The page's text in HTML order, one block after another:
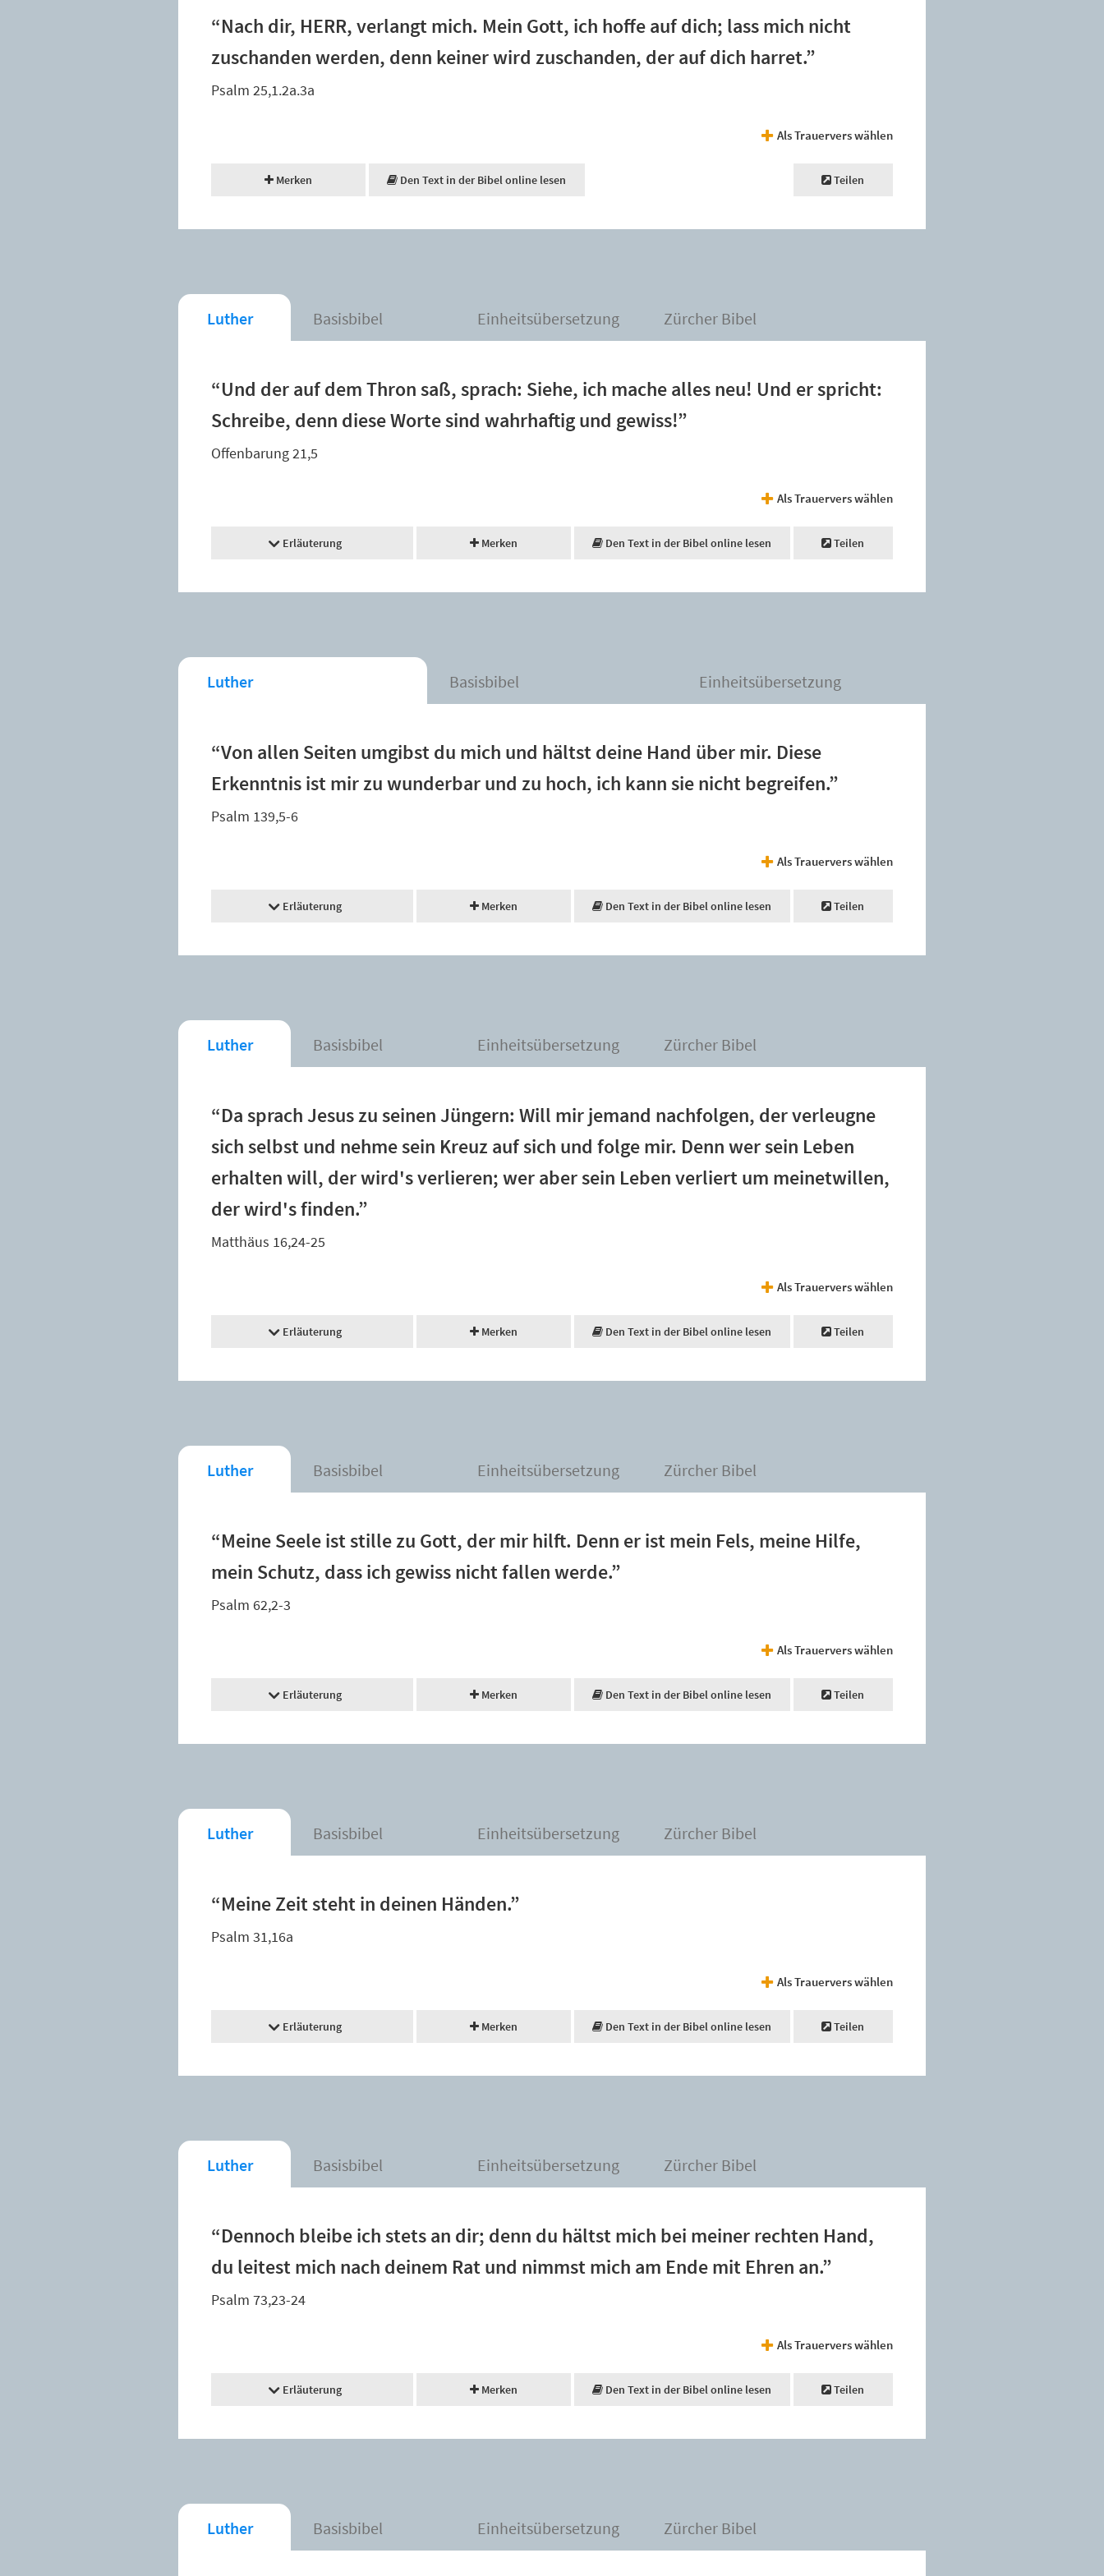
“Nach dir, HERR, verlangt mich. Mein Gott, ich hoffe auf dich; lass mich nicht
zuschanden werden, denn keiner wird zuschanden, der auf dich harret.”
Psalm 25,1.2a.3a
Als Trauervers wählen
Merken Den Text in der Bibel online lesen Teilen
Luther Basisbibel Einheitsübersetzung Zürcher Bibel
“Und der auf dem Thron saß, sprach: Siehe, ich mache alles neu! Und er spricht:
Schreibe, denn diese Worte sind wahrhaftig und gewiss!”
Offenbarung 21,5
Als Trauervers wählen
Erläuterung Merken Den Text in der Bibel online lesen Teilen
Luther Basisbibel Einheitsübersetzung
“Von allen Seiten umgibst du mich und hältst deine Hand über mir. Diese
Erkenntnis ist mir zu wunderbar und zu hoch, ich kann sie nicht begreifen.”
Psalm 139,5-6
Als Trauervers wählen
Erläuterung Merken Den Text in der Bibel online lesen Teilen
Luther Basisbibel Einheitsübersetzung Zürcher Bibel
“Da sprach Jesus zu seinen Jüngern: Will mir jemand nachfolgen, der verleugne
sich selbst und nehme sein Kreuz auf sich und folge mir. Denn wer sein Leben
erhalten will, der wird's verlieren; wer aber sein Leben verliert um meinetwillen,
der wird's finden.”
Matthäus 16,24-25
Als Trauervers wählen
Erläuterung Merken Den Text in der Bibel online lesen Teilen
Luther Basisbibel Einheitsübersetzung Zürcher Bibel
“Meine Seele ist stille zu Gott, der mir hilft. Denn er ist mein Fels, meine Hilfe,
mein Schutz, dass ich gewiss nicht fallen werde.”
Psalm 62,2-3
Als Trauervers wählen
Erläuterung Merken Den Text in der Bibel online lesen Teilen
Luther Basisbibel Einheitsübersetzung Zürcher Bibel
“Meine Zeit steht in deinen Händen.”
Psalm 31,16a
Als Trauervers wählen
Erläuterung Merken Den Text in der Bibel online lesen Teilen
Luther Basisbibel Einheitsübersetzung Zürcher Bibel
“Dennoch bleibe ich stets an dir; denn du hältst mich bei meiner rechten Hand,
du leitest mich nach deinem Rat und nimmst mich am Ende mit Ehren an.”
Psalm 73,23-24
Als Trauervers wählen
Erläuterung Merken Den Text in der Bibel online lesen Teilen
Luther Basisbibel Einheitsübersetzung Zürcher Bibel